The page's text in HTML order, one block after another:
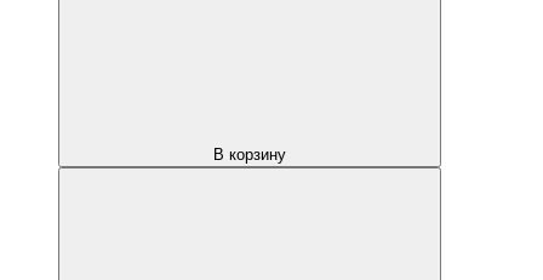
В корзину